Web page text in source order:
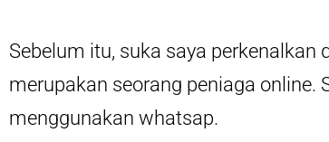
Sebelum itu, suka saya perkenalkan
merupakan seorang peniaga online.
menggunakan whatsap.